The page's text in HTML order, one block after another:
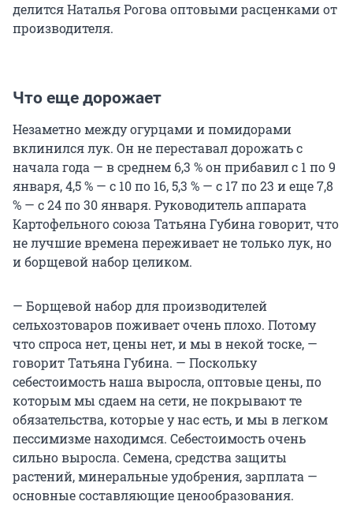
делится Наталья Рогова оптовыми расценками от
производителя.
Что еще дорожает
Незаметно между огурцами и помидорами
вклинился лук. Он не переставал дорожать с
начала года — в среднем 6,3 % он прибавил с 1 по 9
января, 4,5 % — с 10 по 16, 5,3 % — с 17 по 23 и еще 7,8
% — с 24 по 30 января. Руководитель аппарата
Картофельного союза Татьяна Губина говорит, что
не лучшие времена переживает не только лук, но
и борщевой набор целиком.
— Борщевой набор для производителей
сельхозтоваров поживает очень плохо. Потому
что спроса нет, цены нет, и мы в некой тоске, —
говорит Татьяна Губина. — Поскольку
себестоимость наша выросла, оптовые цены, по
которым мы сдаем на сети, не покрывают те
обязательства, которые у нас есть, и мы в легком
пессимизме находимся. Себестоимость очень
сильно выросла. Семена, средства защиты
растений, минеральные удобрения, зарплата —
основные составляющие ценообразования.